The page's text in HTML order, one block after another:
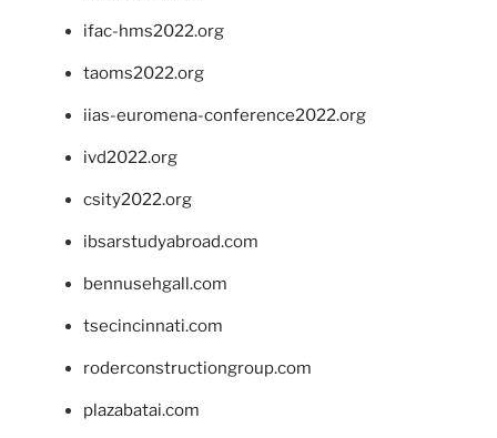
ifac-hms2022.org
taoms2022.org
iias-euromena-conference2022.org
ivd2022.org
csity2022.org
ibsarstudyabroad.com
bennusehgall.com
tsecincinnati.com
roderconstructiongroup.com
plazabatai.com